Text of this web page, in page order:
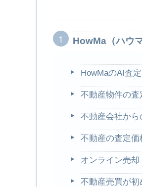
HowMa（ハウ
HowMaのAI査定
不動産物件の査
不動産会社から
不動産の査定価
オンライン売却
不動産売買が初